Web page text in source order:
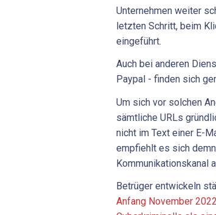
Unternehmen weiter
letzten Schritt, beim
eingeführt.
Auch bei anderen
Paypal - finden sich
Um sich vor solchen
sämtliche URLs
nicht im Text einer E-
empfiehlt es sich
Kommunikationskanal
Betrüger entwickeln
Anfang November